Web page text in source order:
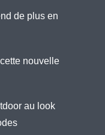
de plus en
nouvelle
au look